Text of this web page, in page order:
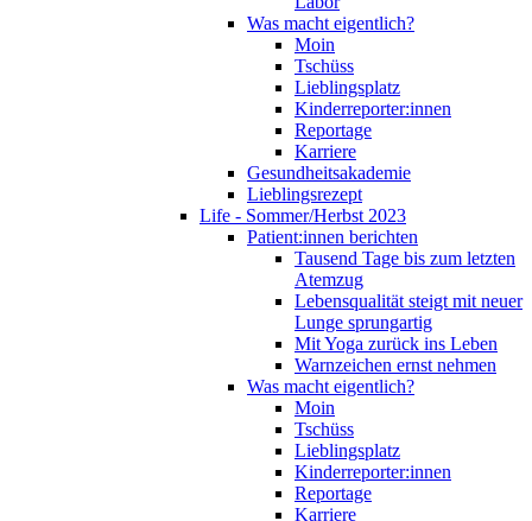
Was macht eigentlich?
Moin
Tschüss
Lieblingsplatz
Kinderreporter:innen
Reportage
Karriere
Gesundheitsakademie
Lieblingsrezept
Life - Sommer/Herbst 2023
Patient:innen berichten
Tausend Tage bis zum letzten
Atemzug
Lebensqualität steigt mit neuer
Lunge sprungartig
Mit Yoga zurück ins Leben
Warnzeichen ernst nehmen
Was macht eigentlich?
Moin
Tschüss
Lieblingsplatz
Kinderreporter:innen
Reportage
Karriere